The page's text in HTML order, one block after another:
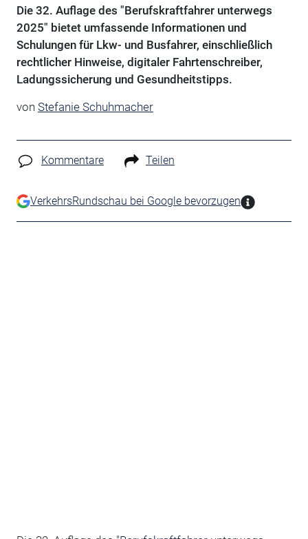
Die 32. Auflage des "Berufskraftfahrer unterwegs
2025" bietet umfassende Informationen und
Schulungen für Lkw- und Busfahrer, einschließlich
rechtlicher Hinweise, digitaler Fahrtenschreiber,
Ladungssicherung und Gesundheitstipps.
von Stefanie Schuhmacher
Kommentare Teilen
VerkehrsRundschau bei Google bevorzugen